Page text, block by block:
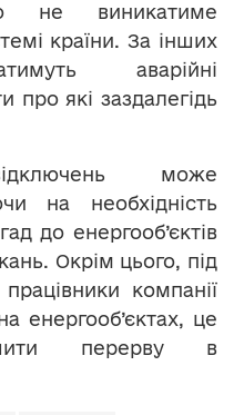
не виникатиме
країни. За інших
аварійні
про які заздалегідь
може
на необхідність
до енергооб’єктів
Окрім цього, під
компанії
енергооб’єктах, це
перерву в